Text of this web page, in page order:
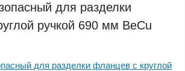
для разделки
ручкой 690 мм BeCu